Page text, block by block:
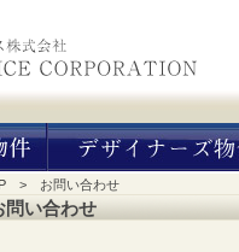
問い合わせ
> お問い合わせ